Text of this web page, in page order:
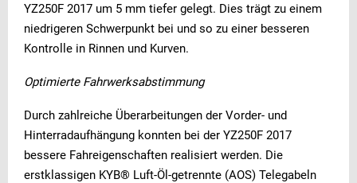
YZ250F 2017 um 5 mm tiefer gelegt. Dies trägt zu einem
niedrigeren Schwerpunkt bei und so zu einer besseren
Kontrolle in Rinnen und Kurven.
Optimierte Fahrwerksabstimmung
Durch zahlreiche Überarbeitungen der Vorder- und
Hinterradaufhängung konnten bei der YZ250F 2017
bessere Fahreigenschaften realisiert werden. Die
erstklassigen KYB® Luft-Öl-getrennte (AOS) Telegabeln